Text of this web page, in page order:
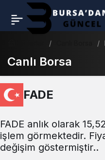
Canlı Borsa
FADE
FADE anlık olarak
işlem görmektedir.
değişim göstermiştir..